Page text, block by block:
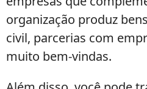
organização produz
civil, parcerias com
muito bem-vindas.